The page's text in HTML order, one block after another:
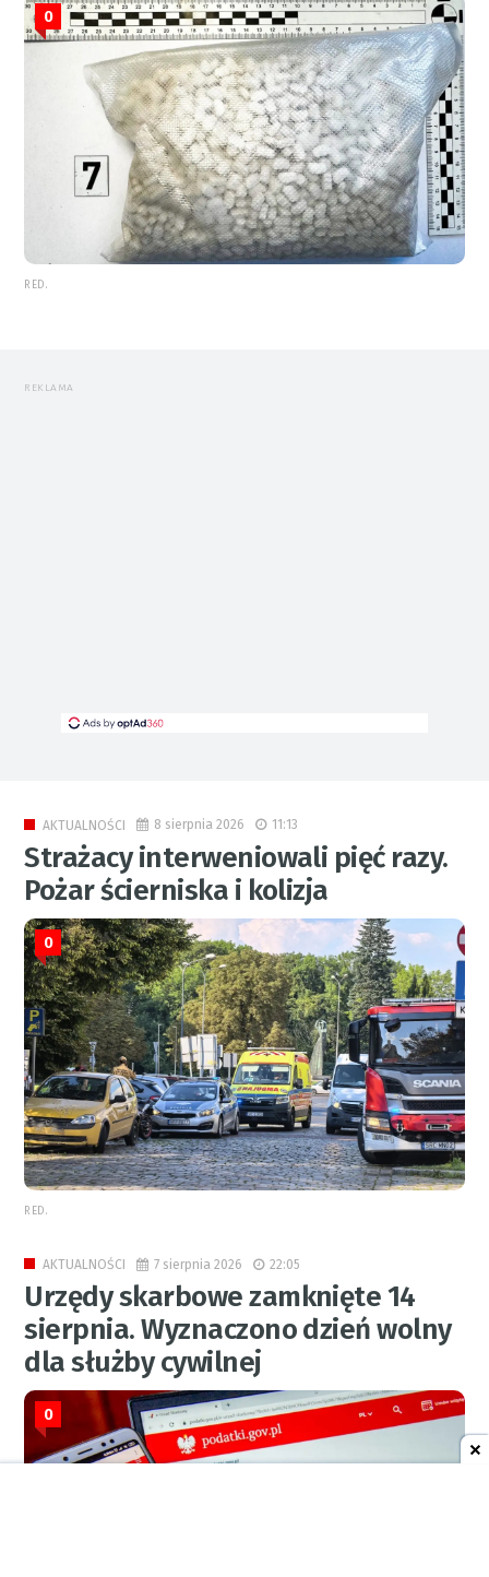
0
RED.
REKLAMA
AKTUALNOŚCI 8 sierpnia 2026 11:13
Strażacy interweniowali pięć razy.
Pożar ścierniska i kolizja
0
RED.
AKTUALNOŚCI 7 sierpnia 2026 22:05
Urzędy skarbowe zamknięte 14
sierpnia. Wyznaczono dzień wolny
dla służby cywilnej
0